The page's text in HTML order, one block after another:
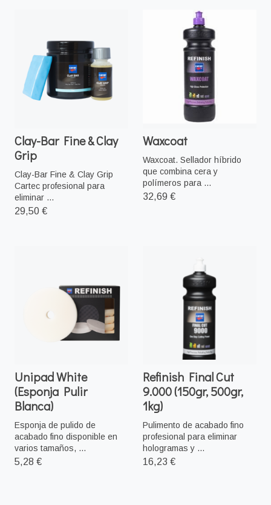
Clay-Bar Fine & Clay
Grip
Clay-Bar Fine & Clay Grip
Cartec profesional para
eliminar ...
29,50 €
Waxcoat
Waxcoat. Sellador híbrido
que combina cera y
polímeros para ...
32,69 €
Unipad White
(Esponja Pulir
Blanca)
Esponja de pulido de
acabado fino disponible en
varios tamaños, ...
5,28 €
Refinish Final Cut
9.000 (150gr, 500gr,
1kg)
Pulimento de acabado fino
profesional para eliminar
hologramas y ...
16,23 €